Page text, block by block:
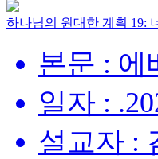
하나님의 원대한 계획 19:
본문 : 에
일자 :
설교자 :